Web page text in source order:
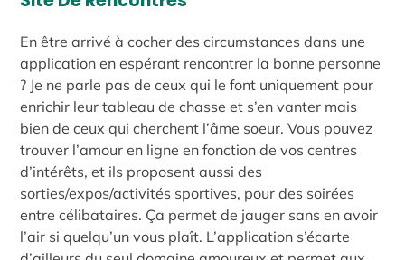
En être arrivé à cocher des circumstances dans une
application en espérant rencontrer la bonne personne
? Je ne parle pas de ceux qui le font uniquement pour
enrichir leur tableau de chasse et s’en vanter mais
bien de ceux qui cherchent l’âme soeur. Vous pouvez
trouver l’amour en ligne en fonction de vos centres
d’intérêts, et ils proposent aussi des
sorties/expos/activités sportives, pour des soirées
entre célibataires. Ça permet de jauger sans en avoir
l’air si quelqu’un vous plaît. L’application s’écarte